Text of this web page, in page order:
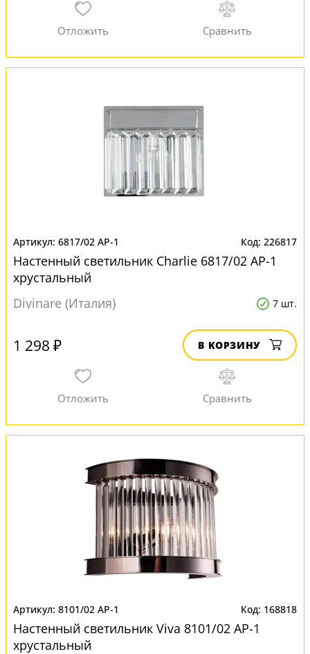
6817/02 AP-1 226817
Настенный светильник Charlie 6817/02 AP-1
хрустальный
Divinare (Италия)
7 шт.
1 298 ₽ В КОРЗИНУ
8101/02 AP-1 168818
Настенный светильник Viva 8101/02 AP-1
хрустальный